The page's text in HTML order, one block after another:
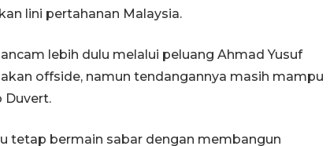
lini pertahanan Malaysia.
lebih dulu melalui peluang Ahmad Yusuf
offside, namun tendangannya masih mampu
Duvert.
tetap bermain sabar dengan membangun